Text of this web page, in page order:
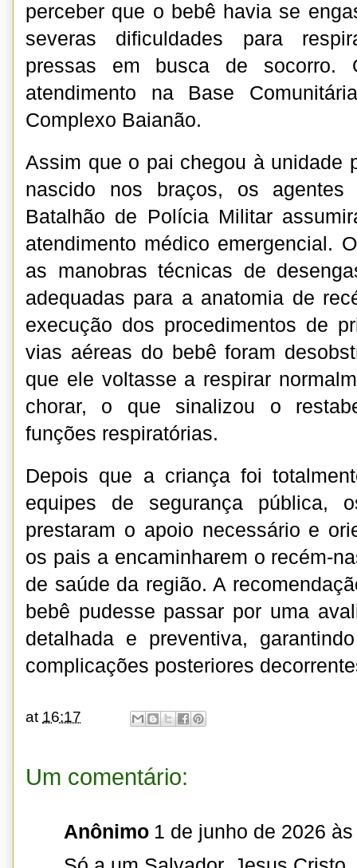
perceber que o bebê havia se
severas dificuldades para
pressas em busca de socorro.
atendimento na Base
Complexo Baianão.
Assim que o pai chegou à unidade
nascido nos braços, os agentes
Batalhão de Polícia Militar
atendimento médico emergencial.
as manobras técnicas de
adequadas para a anatomia de
execução dos procedimentos de
vias aéreas do bebê foram
que ele voltasse a respirar
chorar, o que sinalizou o
funções respiratórias.
Depois que a criança foi
equipes de segurança pública,
prestaram o apoio necessário e
os pais a encaminharem o recém-
de saúde da região. A
bebê pudesse passar por uma
detalhada e preventiva,
complicações posteriores
at 16:17
Um comentário:
Anônimo 1 de junho de 2026